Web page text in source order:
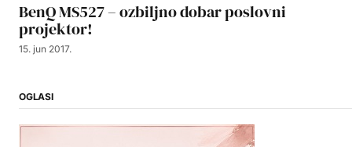
BenQ MS527 – ozbiljno dobar poslovni
projektor!
15. jun 2017.
OGLASI